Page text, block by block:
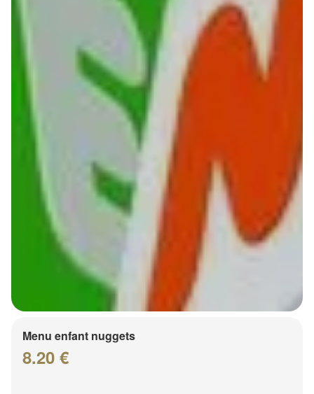
Menu enfant nuggets
8.20 €